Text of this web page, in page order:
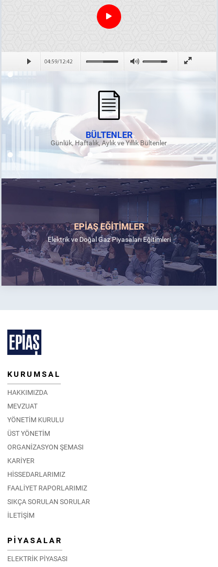
BÜLTENLER
Günlük, Haftalık, Aylık ve Yıllık Bültenler
EPİAŞ EĞİTİMLER
Elektrik ve Doğal Gaz Piyasaları Eğitimleri
KURUMSAL
HAKKIMIZDA
MEVZUAT
YÖNETİM KURULU
ÜST YÖNETİM
ORGANİZASYON ŞEMASI
KARİYER
HİSSEDARLARIMIZ
FAALİYET RAPORLARIMIZ
SIKÇA SORULAN SORULAR
İLETİŞİM
PİYASALAR
ELEKTRİK PİYASASI